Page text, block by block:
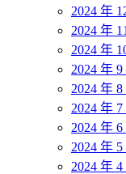
2024 年
2024 年
2024 年
2024 年 9
2024 年 8
2024 年 7
2024 年 6
2024 年 5
2024 年 4